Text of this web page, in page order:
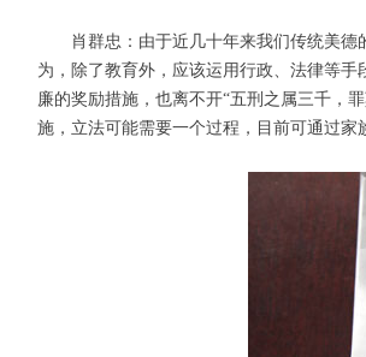
肖群忠：由于近几十年来我们传统美
为，除了教育外，应该运用行政、法律等
廉的奖励措施，也离不开“五刑之属三千，
施，立法可能需要一个过程，目前可通过